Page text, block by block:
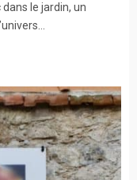
le jardin, un